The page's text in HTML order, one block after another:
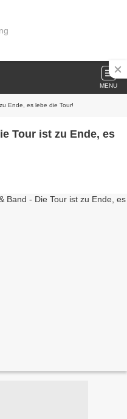
MENU
Ende, es lebe die Tour!
Tour ist zu Ende, es